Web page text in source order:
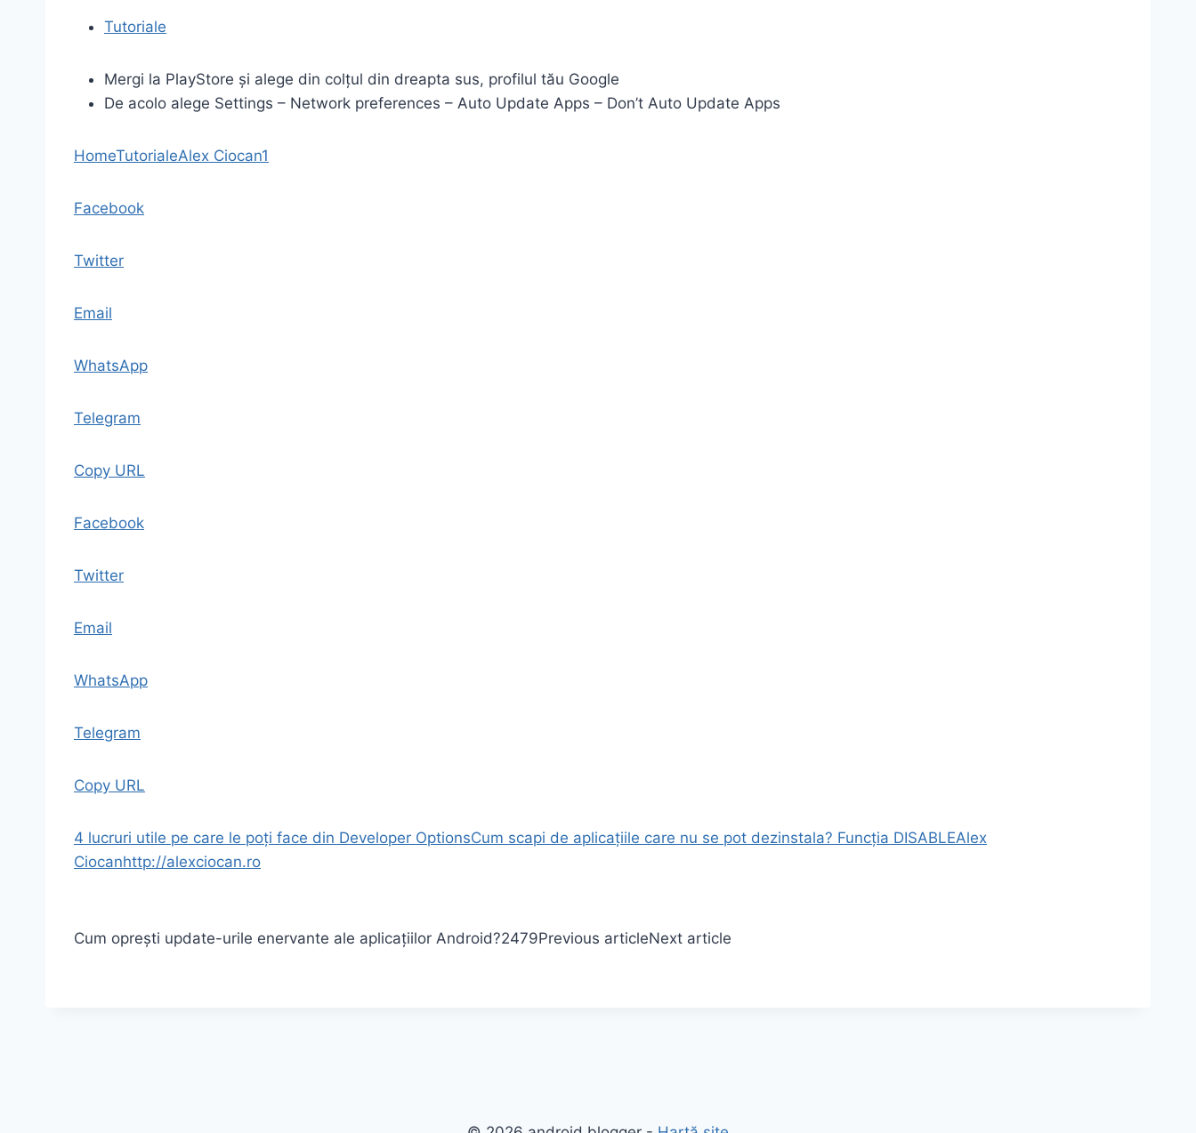
Tutoriale
Mergi la PlayStore și alege din colțul din dreapta sus, profilul tău Google
De acolo alege Settings – Network preferences – Auto Update Apps – Don’t Auto Update Apps
HomeTutorialeAlex Ciocan1
Facebook
Twitter
Email
WhatsApp
Telegram
Copy URL
Facebook
Twitter
Email
WhatsApp
Telegram
Copy URL
4 lucruri utile pe care le poți face din Developer OptionsCum scapi de aplicațiile care nu se pot dezinstala? Funcția DISABLEAlex
Ciocanhttp://alexciocan.ro
Cum oprești update-urile enervante ale aplicațiilor Android?2479Previous articleNext article